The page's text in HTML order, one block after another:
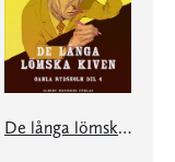
De långa lömska kiven